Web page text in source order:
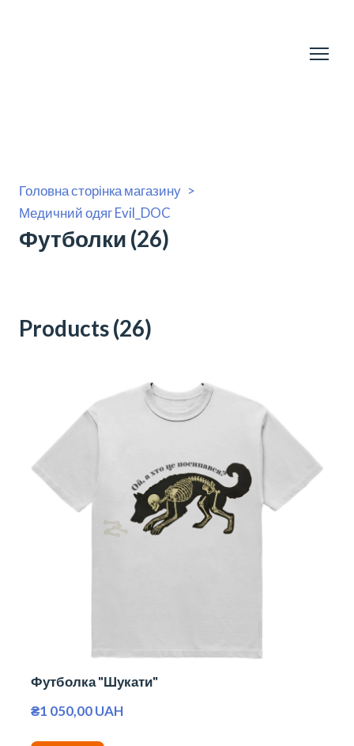
Головна сторінка магазину
Медичний одяг Evil_DOC
Футболки (26)
Products (26)
Футболка "Шукати"
₴1 050,00 UAH